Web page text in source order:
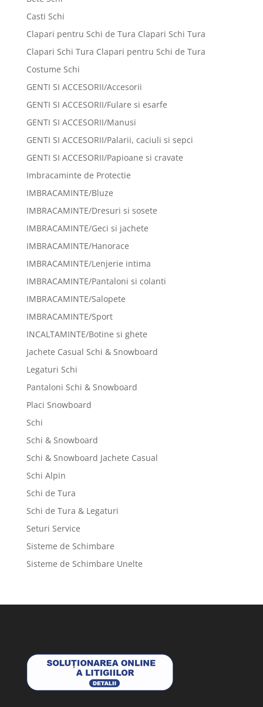
Casti Schi
Clapari pentru Schi de Tura Clapari Schi Tura
Clapari Schi Tura Clapari pentru Schi de Tura
Costume Schi
GENTI SI ACCESORII/Accesorii
GENTI SI ACCESORII/Fulare si esarfe
GENTI SI ACCESORII/Manusi
GENTI SI ACCESORII/Palarii, caciuli si sepci
GENTI SI ACCESORII/Papioane si cravate
Imbracaminte de Protectie
IMBRACAMINTE/Bluze
IMBRACAMINTE/Dresuri si sosete
IMBRACAMINTE/Geci si jachete
IMBRACAMINTE/Hanorace
IMBRACAMINTE/Lenjerie intima
IMBRACAMINTE/Pantaloni si colanti
IMBRACAMINTE/Salopete
IMBRACAMINTE/Sport
INCALTAMINTE/Botine si ghete
Jachete Casual Schi & Snowboard
Legaturi Schi
Pantaloni Schi & Snowboard
Placi Snowboard
Schi
Schi & Snowboard
Schi & Snowboard Jachete Casual
Schi Alpin
Schi de Tura
Schi de Tura & Legaturi
Seturi Service
Sisteme de Schimbare
Sisteme de Schimbare Unelte